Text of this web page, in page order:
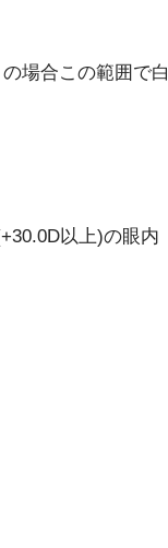
場合この範囲で白
以上)の眼内